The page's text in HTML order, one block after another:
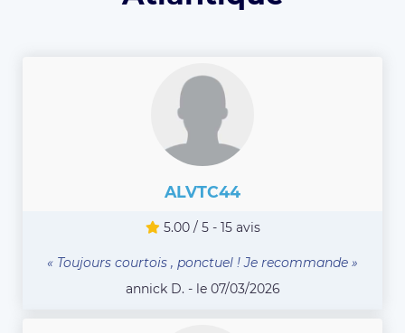
ALVTC44
5.00 / 5 - 15 avis
« Toujours courtois , ponctuel ! Je recommande »
annick D. - le 07/03/2026